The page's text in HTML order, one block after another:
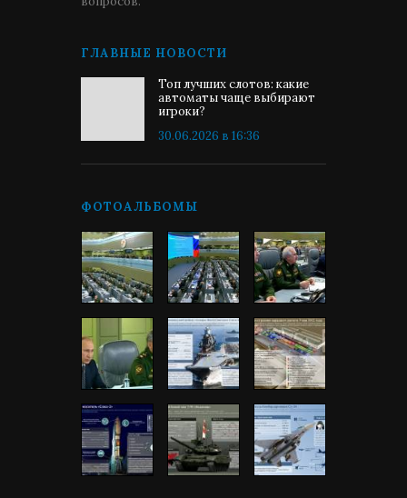
ГЛАВНЫЕ НОВОСТИ
Топ лучших слотов: какие
автоматы чаще выбирают
игроки?
30.06.2026 в 16:36
ФОТОАЛЬБОМЫ